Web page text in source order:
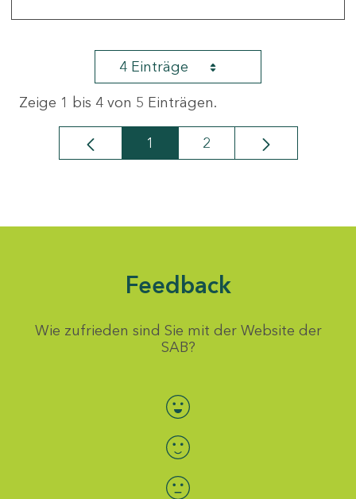
4 Einträge
Zeige 1 bis 4 von 5 Einträgen.
Seite
1 Seite
2
Feedback
Wie zufrieden sind Sie mit der Website der
SAB?
Bewertung auswählen